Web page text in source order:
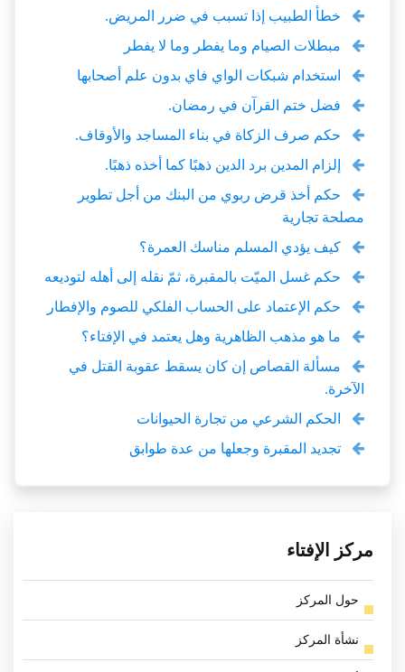
خطأ الطبيب إذا تسبب في ضرر المريض.
مبطلات الصيام وما يفطر وما لا يفطر
استخدام شبكات الواي فاي بدون علم أصحابها
فضل ختم القرآن في رمضان.
حكم صرف الزكاة في بناء المساجد والأوقاف.
إلزام المدين برد الدين ذهبًا كما أخذه ذهبًا.
حكم أخذ قرض ربوي من البنك من أجل تطوير
مصلحة تجارية
كيف يؤدي المسلم مناسك العمرة؟
حكم غسل الميّت بالمقبرة، ثمّ نقله إلى أهله لتوديعه
حكم الإعتماد على الحساب الفلكي للصوم والإفطار
ما هو مذهب الظاهرية وهل يعتمد في الإفتاء؟
مسألة القصاص إن كان يسقط عقوبة القتل في
الآخرة.
الحكم الشرعي من تجارة الحيوانات
تجديد المقبرة وجعلها من عدة طوابق
مركز الإفتاء
حول المركز
نشأة المركز